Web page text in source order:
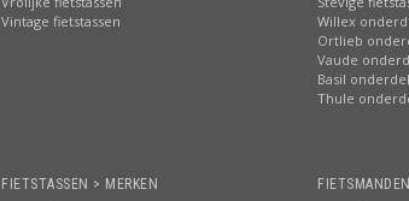
Vintage fietstassen
Willex
Ortlieb
Vaude
Basil
Thule
FIETSTASSEN > MERKEN FIETSMANDEN